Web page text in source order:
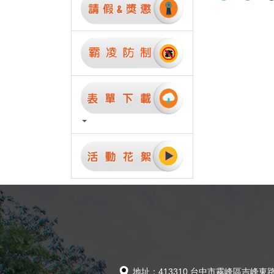
地址：413310 台中市霧峰區吉峰東